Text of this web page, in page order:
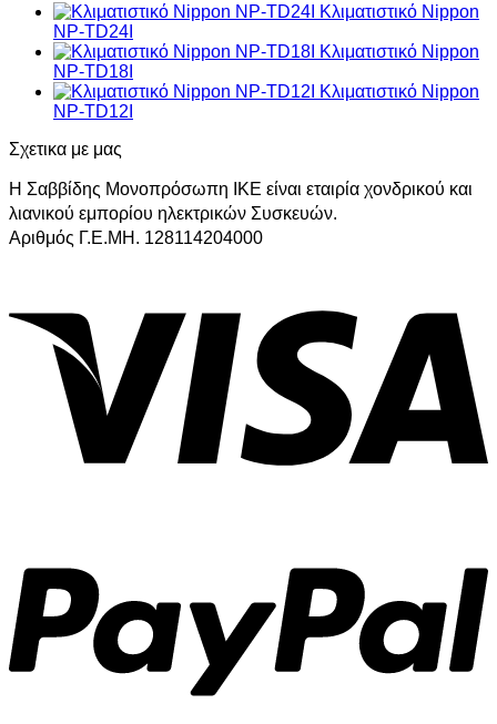
Κλιματιστικό Nippon
NP-TD24I
Κλιματιστικό Nippon
NP-TD18I
Κλιματιστικό Nippon
NP-TD12I
Σχετικα με μας
Η Σαββίδης Μονοπρόσωπη ΙΚΕ είναι εταιρία χονδρικού και
λιανικού εμπορίου ηλεκτρικών Συσκευών.
Αριθμός Γ.Ε.ΜΗ. 128114204000